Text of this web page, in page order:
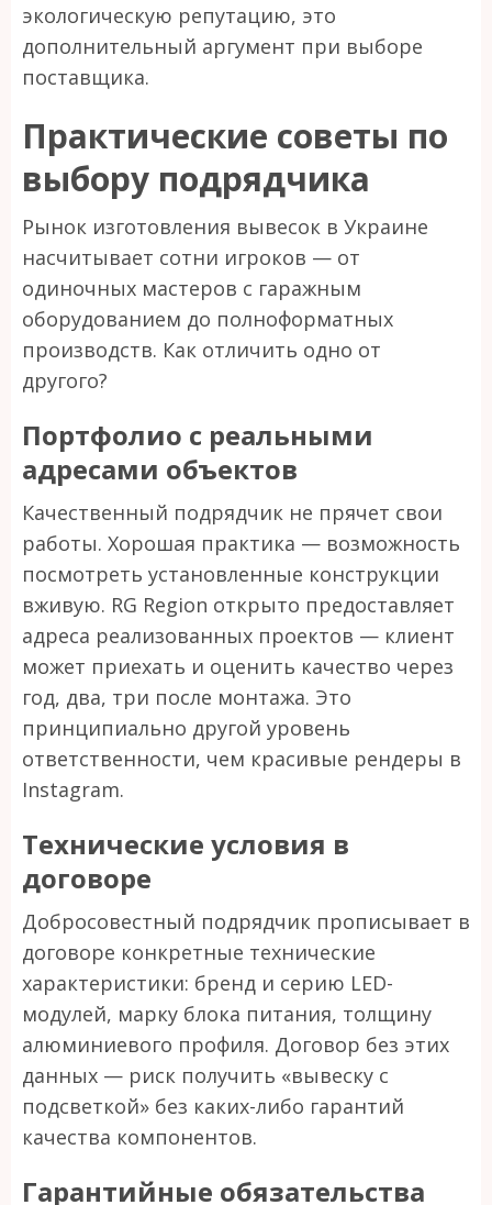
экологическую репутацию, это
дополнительный аргумент при выборе
поставщика.
Практические советы по
выбору подрядчика
Рынок изготовления вывесок в Украине
насчитывает сотни игроков — от
одиночных мастеров с гаражным
оборудованием до полноформатных
производств. Как отличить одно от
другого?
Портфолио с реальными
адресами объектов
Качественный подрядчик не прячет свои
работы. Хорошая практика — возможность
посмотреть установленные конструкции
вживую. RG Region открыто предоставляет
адреса реализованных проектов — клиент
может приехать и оценить качество через
год, два, три после монтажа. Это
принципиально другой уровень
ответственности, чем красивые рендеры в
Instagram.
Технические условия в
договоре
Добросовестный подрядчик прописывает в
договоре конкретные технические
характеристики: бренд и серию LED-
модулей, марку блока питания, толщину
алюминиевого профиля. Договор без этих
данных — риск получить «вывеску с
подсветкой» без каких-либо гарантий
качества компонентов.
Гарантийные обязательства